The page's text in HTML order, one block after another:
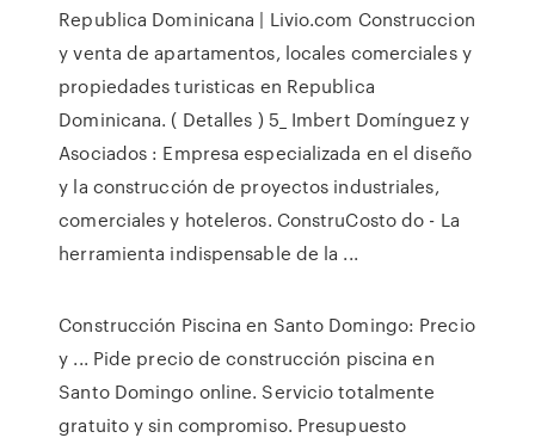
Republica Dominicana | Livio.com Construccion
y venta de apartamentos, locales comerciales y
propiedades turisticas en Republica
Dominicana. ( Detalles ) 5_ Imbert Domínguez y
Asociados : Empresa especializada en el diseño
y la construcción de proyectos industriales,
comerciales y hoteleros. ConstruCosto do - La
herramienta indispensable de la ...
Construcción Piscina en Santo Domingo: Precio
y ... Pide precio de construcción piscina en
Santo Domingo online. Servicio totalmente
gratuito y sin compromiso. Presupuesto